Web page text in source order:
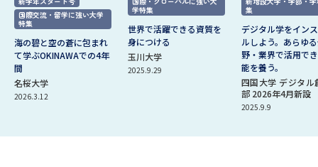
国際交流・留学に強い大学
特集
海の碧と空の蒼に包まれ
て学ぶOKINAWAでの4年
間
名桜大学
2026.3.12
学特集
世界で活躍できる資質を
身につける
玉川大学
2025.9.29
集
デジタル学をイン
ルしよう。あらゆ
野・業界で活用で
能を養う。
四国大学 デジタル
部 2026年4月新設
2025.9.9